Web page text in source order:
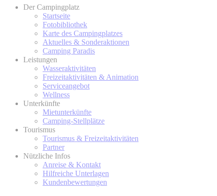
Der Campingplatz
Startseite
Fotobibliothek
Karte des Campingplatzes
Aktuelles & Sonderaktionen
Camping Paradis
Leistungen
Wasseraktivitäten
Freizeitaktivitäten & Animation
Serviceangebot
Wellness
Unterkünfte
Mietunterkünfte
Camping-Stellplätze
Tourismus
Tourismus & Freizeitaktivitäten
Partner
Nützliche Infos
Anreise & Kontakt
Hilfreiche Unterlagen
Kundenbewertungen